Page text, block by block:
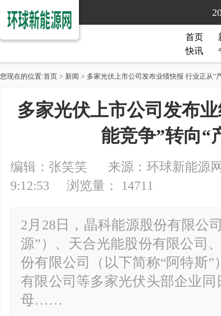
首页
快讯
您现在的位置:首页 > 新闻 > 多家光伏上市公司发布业绩快报 行业正从“
多家光伏上市公司发布
能竞争”转向“
编辑：张笑笑 来源：环球新能源
9:12:53 浏览量： 14711
2月28日，晶科能源股份有限公
源”）、天合光能股份有限公司
份有限公司（以下简称“阿特斯
有限公司等多家光伏头部企业
母……